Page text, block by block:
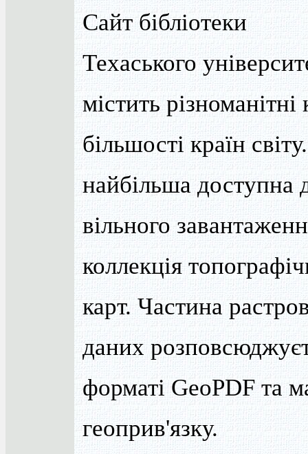
Сайт бібліотеки
Техаського
містить різноманітні
більшості країн
найбільша доступна
вільного
коллекція
карт. Частина
даних
форматі GeoPDF та
геоприв'язку.